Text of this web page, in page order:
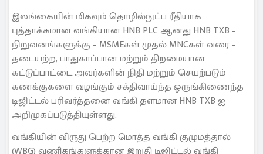
இலங்கையின் மிகவும் தொழில்நுட்ப ரீதியாக
புத்தாக்கமான வங்கியான HNB PLC ஆனது HNB TXB –
நிறுவனங்களுக்கு – MSMEகள் முதல் MNCகள் வரை –
தடையற்ற, பாதுகாப்பான மற்றும் திறமையான
கட்டுப்பாட்டை அவர்களின் நிதி மற்றும் செயற்படும்
கணக்குகளை வழங்கும் சக்திவாய்ந்த ஒருங்கிணைந்த
டிஜிட்டல் பரிவர்த்தனை வங்கி தளமான HNB TXB ஐ
அறிமுகப்படுத்தியுள்ளது.
வங்கியின் விருது பெற்ற மொத்த வங்கி குழுமத்தால்